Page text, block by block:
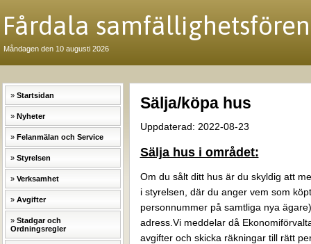
Fårdala
Måndagen den 10 augusti 2026
Startsidan
Nyheter
Felanmälan och Service
Styrelsen
Verksamhet
Avgifter
Stadgar och
Ordningsregler
Sälja/köpa hus
Uppdaterad: 2022-08-23
Sälja hus i området:
Om du sålt ditt hus är du skyldig att
i styrelsen, där du anger vem som
personnummer på samtliga nya
adress.Vi meddelar då
avgifter och skicka räkningar till rätt